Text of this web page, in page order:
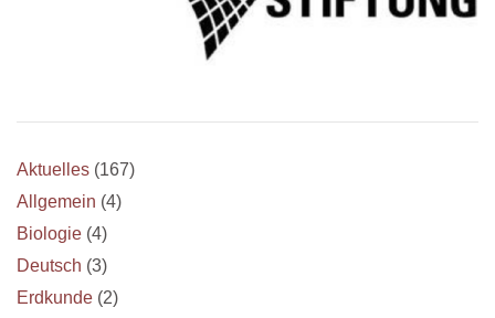
Aktuelles (167)
Allgemein (4)
Biologie (4)
Deutsch (3)
Erdkunde (2)